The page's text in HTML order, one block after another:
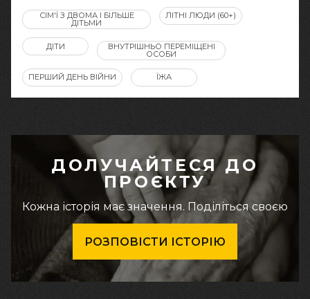
СІМ'Ї З ДВОМА І БІЛЬШЕ
ДІТЬМИ
ЛІТНІ ЛЮДИ (60+)
ДІТИ ВНУТРІШНЬО ПЕРЕМІЩЕНІ
ОСОБИ
ПЕРШИЙ ДЕНЬ ВІЙНИ ЇЖА
ДОЛУЧАЙТЕСЯ ДО
ПРОЄКТУ
Кожна історія має значення. Поділіться своєю
РОЗПОВІСТИ ІСТОРІЮ